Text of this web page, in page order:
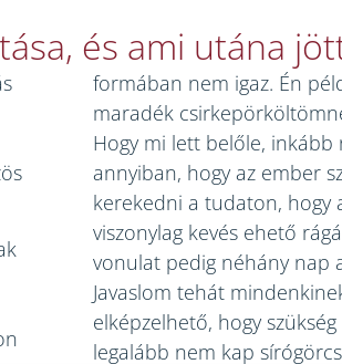
és ami utána
formában nem igaz. Én
maradék
Hogy mi lett belőle,
annyiban, hogy az ember
kerekedni a tudaton, hogy
viszonylag kevés ehető
vonulat pedig néhány nap
Javaslom tehát
elképzelhető, hogy
legalább nem kap